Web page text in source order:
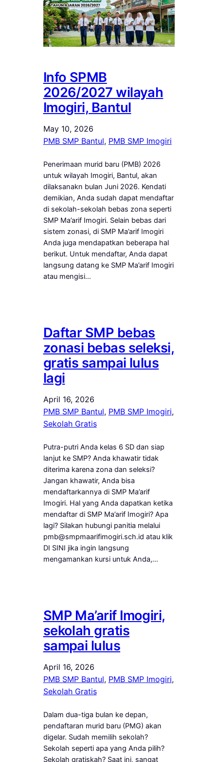
Info SPMB
2026/2027 wilayah
Imogiri, Bantul
May 10, 2026
PMB SMP Bantul, PMB SMP Imogiri
Penerimaan murid baru (PMB) 2026
untuk wilayah Imogiri, Bantul, akan
dilaksanakn bulan Juni 2026. Kendati
demikian, Anda sudah dapat mendaftar
di sekolah-sekolah bebas zona seperti
SMP Ma’arif Imogiri. Selain bebas dari
sistem zonasi, di SMP Ma’arif Imogiri
Anda juga mendapatkan beberapa hal
berikut. Untuk mendaftar, Anda dapat
langsung datang ke SMP Ma’arif Imogiri
atau mengisi…
Daftar SMP bebas
zonasi bebas seleksi,
gratis sampai lulus
lagi
April 16, 2026
PMB SMP Bantul, PMB SMP Imogiri ,
Sekolah Gratis
Putra-putri Anda kelas 6 SD dan siap
lanjut ke SMP? Anda khawatir tidak
diterima karena zona dan seleksi?
Jangan khawatir, Anda bisa
mendaftarkannya di SMP Ma’arif
Imogiri. Hal yang Anda dapatkan ketika
mendaftar di SMP Ma’arif Imogiri? Apa
lagi? Silakan hubungi panitia melalui
pmb@smpmaarifimogiri.sch.id atau klik
DI SINI jika ingin langsung
mengamankan kursi untuk Anda,…
SMP Ma’arif Imogiri,
sekolah gratis
sampai lulus
April 16, 2026
PMB SMP Bantul, PMB SMP Imogiri ,
Sekolah Gratis
Dalam dua-tiga bulan ke depan,
pendaftaran murid baru (PMG) akan
digelar. Sudah memilih sekolah?
Sekolah seperti apa yang Anda pilih?
Sekolah gratiskah? Saat ini, sangat